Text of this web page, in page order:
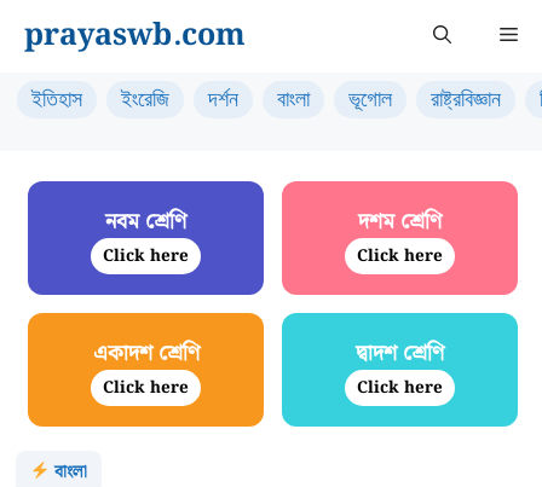
content
prayaswb.com
ইতিহাস ইংরেজি দর্শন বাংলা ভূগোল রাষ্ট্রবিজ্ঞান
নবম শ্রেণি
Click here
দশম শ্রেণি
Click here
একাদশ শ্রেণি
Click here
দ্বাদশ শ্রেণি
Click here
বাংলা